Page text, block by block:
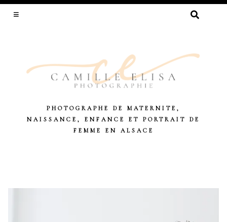
RECHERCHER :
PHOTOGRAPHE DE MATERNITE,
NAISSANCE, ENFANCE ET PORTRAIT DE
FEMME EN ALSACE